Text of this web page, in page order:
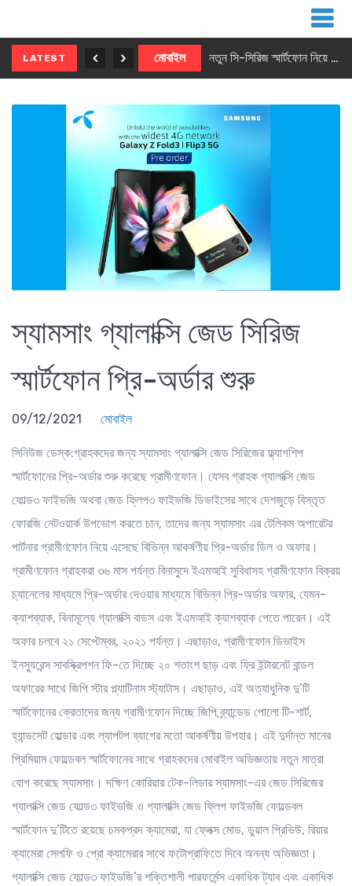
LATEST মোবাইল নতুন সি-সিরিজ স্মার্টফোন নিয়ে আসছে রিয়েলমি
স্যামসাং গ্যালাক্সি জেড সিরিজ
স্মার্টফোন প্রি-অর্ডার শুরু
09/12/2021 মোবাইল
সিনিউজ ডেস্ক:গ্রাহকদের জন্য স্যামসাং গ্যালাক্সি জেড সিরিজের ফ্ল্যাগশিপ
স্মার্টফোনের প্রি-অর্ডার শুরু করেছে গ্রামীণফোন। যেসব গ্রাহক গ্যালাক্সি জেড
ফোল্ড৩ ফাইভজি অথবা জেড ফ্লিপ৩ ফাইভজি ডিভাইসের সাথে দেশজুড়ে বিস্তৃত
ফোরজি নেটওয়ার্ক উপভোগ করতে চান, তাদের জন্য স্যামসাং এর টেলিকম অপারেটর
পার্টনার গ্রামীণফোন নিয়ে এসেছে বিভিন্ন আকর্ষণীয় প্রি-অর্ডার ডিল ও অফার।
গ্রামীণফোন গ্রাহকরা ৩৬ মাস পর্যন্ত বিনাসুদে ইএমআই সুবিধাসহ গ্রামীণফোন বিক্রয়
চ্যানেলের মাধ্যমে প্রি-অর্ডার দেওয়ার মাধ্যমে বিভিন্ন প্রি-অর্ডার অফার, যেমন-
ক্যাশব্যাক, বিনামূল্যে গ্যালাক্সি বাডস এবং ইএমআই ক্যাশব্যাক পেতে পারেন। এই
অফার চলবে ২১ সেপ্টেম্বর, ২০২১ পর্যন্ত। এছাড়াও, গ্রামীণফোন ডিভাইস
ইনস্যুরেন্স সাবস্ক্রিপশন ফি-তে দিচ্ছে ২০ শতাংশ ছাড় এবং ফ্রি ইন্টারনেট বান্ডল
অফারের সাথে জিপি স্টার প্ল্যাটিনাম স্ট্যাটাস। এছাড়াও, এই অত্যাধুনিক দু’টি
স্মার্টফোনের ক্রেতাদের জন্য গ্রামীণফোন দিচ্ছে জিপি ব্র্যান্ডেড পোলো টি-শার্ট,
হ্যান্ডসেট হোল্ডার এবং ল্যাপটপ ব্যাগের মতো আকর্ষণীয় উপহার। এই দুর্দান্ত মানের
প্রিমিয়াম ফোল্ডেবল স্মার্টফোনের সাথে গ্রাহকদের মোবাইল অভিজ্ঞতায় নতুন মাত্রা
যোগ করেছে স্যামসাং। দক্ষিণ কোরিয়ার টেক-লিডার স্যামসাং-এর জেড সিরিজের
গ্যালাক্সি জেড ফোল্ড৩ ফাইভজি ও গ্যালাক্সি জেড ফ্লিপ ফাইভজি ফোল্ডেবল
স্মার্টফোন দু’টিতে রয়েছে চমকপ্রদ ক্যামেরা, যা ফ্লেক্স মোড, ডুয়াল প্রিভিউ, রিয়ার
ক্যামেরা সেলফি ও প্রো ক্যামেরার সাথে ফটোগ্রাফিতে দিবে অনন্য অভিজ্ঞতা।
গ্যালাক্সি জেড ফোল্ড৩ ফাইভজি’র শক্তিশালী পারফর্মেন্স একাধিক ট্যাব এবং একাধিক